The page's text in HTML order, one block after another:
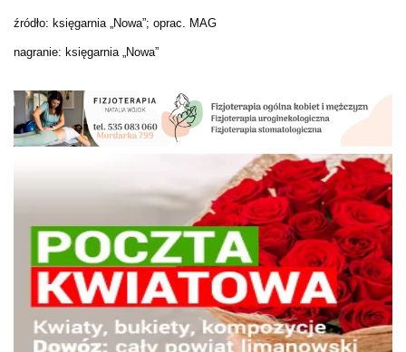
źródło: księgarnia „Nowa”; oprac. MAG
nagranie: księgarnia „Nowa”